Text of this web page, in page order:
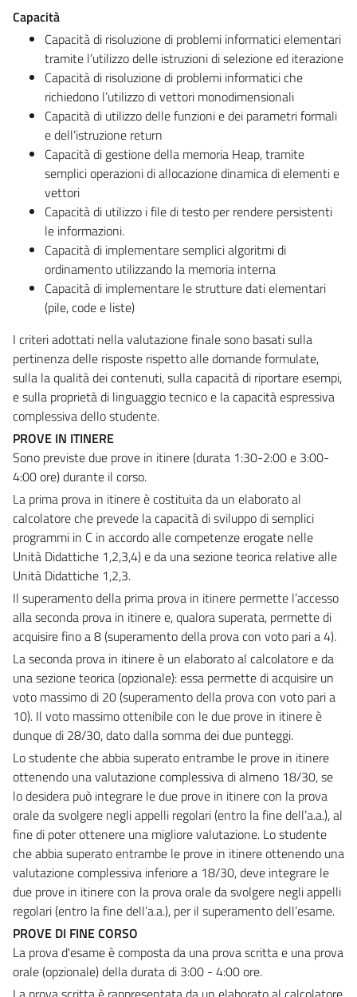
Capacità
Capacità di risoluzione di problemi informatici elementari
tramite l’utilizzo delle istruzioni di selezione ed iterazione
Capacità di risoluzione di problemi informatici che
richiedono l’utilizzo di vettori monodimensionali
Capacità di utilizzo delle funzioni e dei parametri formali
e dell’istruzione return
Capacità di gestione della memoria Heap, tramite
semplici operazioni di allocazione dinamica di elementi e
vettori
Capacità di utilizzo i file di testo per rendere persistenti
le informazioni.
Capacità di implementare semplici algoritmi di
ordinamento utilizzando la memoria interna
Capacità di implementare le strutture dati elementari
(pile, code e liste)
I criteri adottati nella valutazione finale sono basati sulla
pertinenza delle risposte rispetto alle domande formulate,
sulla la qualità dei contenuti, sulla capacità di riportare esempi,
e sulla proprietà di linguaggio tecnico e la capacità espressiva
complessiva dello studente.
PROVE IN ITINERE
Sono previste due prove in itinere (durata 1:30-2:00 e 3:00-
4:00 ore) durante il corso.
La prima prova in itinere è costituita da un elaborato al
calcolatore che prevede la capacità di sviluppo di semplici
programmi in C in accordo alle competenze erogate nelle
Unità Didattiche 1,2,3,4) e da una sezione teorica relative alle
Unità Didattiche 1,2,3.
Il superamento della prima prova in itinere permette l’accesso
alla seconda prova in itinere e, qualora superata, permette di
acquisire fino a 8 (superamento della prova con voto pari a 4).
La seconda prova in itinere è un elaborato al calcolatore e da
una sezione teorica (opzionale): essa permette di acquisire un
voto massimo di 20 (superamento della prova con voto pari a
10). Il voto massimo ottenibile con le due prove in itinere è
dunque di 28/30, dato dalla somma dei due punteggi.
Lo studente che abbia superato entrambe le prove in itinere
ottenendo una valutazione complessiva di almeno 18/30, se
lo desidera può integrare le due prove in itinere con la prova
orale da svolgere negli appelli regolari (entro la fine dell’a.a.), al
fine di poter ottenere una migliore valutazione. Lo studente
che abbia superato entrambe le prove in itinere ottenendo una
valutazione complessiva inferiore a 18/30, deve integrare le
due prove in itinere con la prova orale da svolgere negli appelli
regolari (entro la fine dell’a.a.), per il superamento dell’esame.
PROVE DI FINE CORSO
La prova d'esame è composta da una prova scritta e una prova
orale (opzionale) della durata di 3:00 - 4:00 ore.